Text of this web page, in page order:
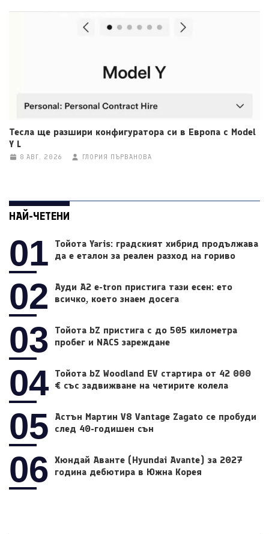
Тесла ще разшири конфигуратора си в Европа с Model
Y L
8 АВГ. 2026 ГЛОРИЯ ПЪРВАНОВА
НАЙ-ЧЕТЕНИ
01
Тойота Yaris: градският хибрид продължава
да е еталон за реален разход на гориво
02
Ауди A2 e-tron пристига тази есен: ето
всичко, което знаем досега
03
Тойота bZ пристига с до 505 километра
пробег и NACS зареждане
04 Тойота bZ Woodland EV стартира от 42 000
€ със задвижване на четирите колела
05
Астън Мартин V8 Vantage Zagato се пробуди
след 40-годишен сън
06
Хюндай Аванте (Hyundai Avante) за 2027
година дебютира в Южна Корея